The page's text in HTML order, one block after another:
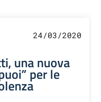
24/03/2020
una nuova
per le